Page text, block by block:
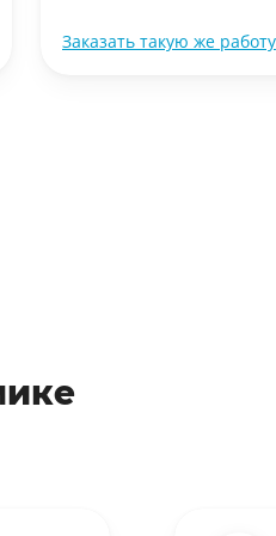
Заказать такую же работу